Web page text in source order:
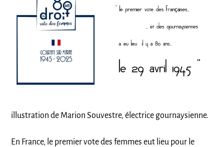
illustration de Marion Souvestre, électrice gournaysienne.
En France, le premier vote des femmes eut lieu pour le